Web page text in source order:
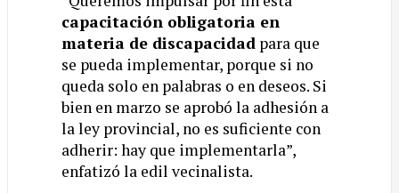
capacitación obligatoria en
materia de discapacidad para que
se pueda implementar, porque si no
queda solo en palabras o en deseos. Si
bien en marzo se aprobó la adhesión a
la ley provincial, no es suficiente con
adherir: hay que implementarla”,
enfatizó la edil vecinalista.